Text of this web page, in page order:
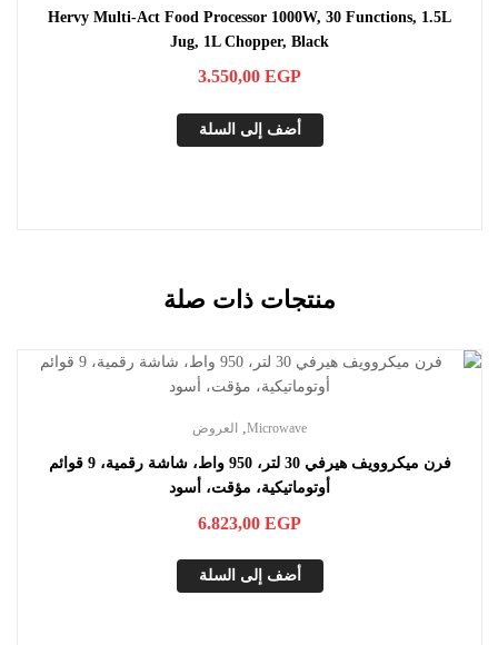
Hervy Multi-Act Food Processor 1000W, 30 Functions, 1.5L
Jug, 1L Chopper, Black
3.550,00 EGP
أضف إلى السلة
منتجات ذات صلة
Microwave العروض
فرن ميكروويف هيرفي 30 لتر، 950 واط، شاشة رقمية، 9 قوائم
أوتوماتيكية، مؤقت، أسود
6.823,00 EGP
أضف إلى السلة